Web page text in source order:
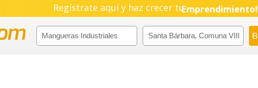
Regístrate aquí y haz crecer tuPyme!
Emprendimiento!